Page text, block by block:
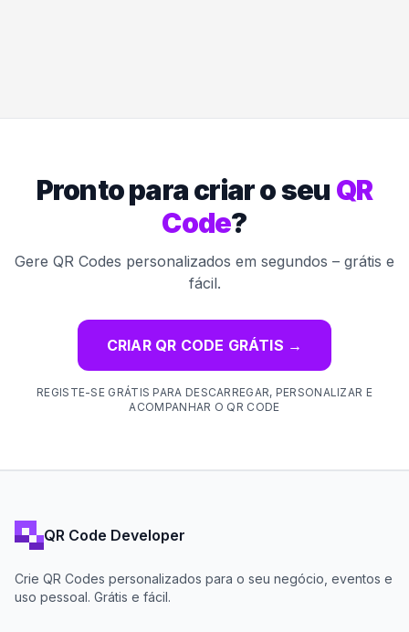
Pronto para criar o seu QR
Code?
Gere QR Codes personalizados em segundos – grátis e
fácil.
CRIAR QR CODE GRÁTIS →
REGISTE-SE GRÁTIS PARA DESCARREGAR, PERSONALIZAR E
ACOMPANHAR O QR CODE
QR Code Developer
Crie QR Codes personalizados para o seu negócio, eventos e
uso pessoal. Grátis e fácil.